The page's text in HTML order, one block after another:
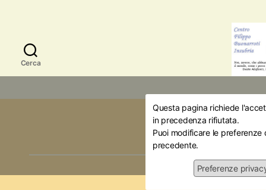
Cerca
Questa pagina richiede
in precedenza rifiutata.
Puoi modificare le
precedente.
Preferenze
Mese:
Amici della Storia